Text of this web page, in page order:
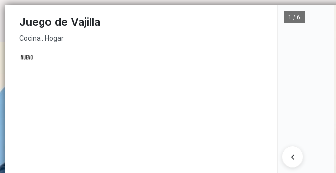
Cocina . Hogar
Juego de Vajilla
Cocina . Hogar
1 / 6